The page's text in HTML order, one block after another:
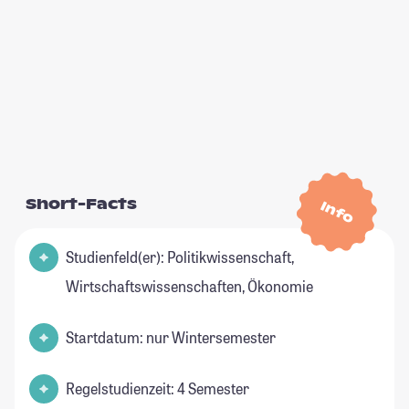
Info
Short-Facts
Studienfeld(er): Politikwissenschaft,
Wirtschaftswissenschaften, Ökonomie
Startdatum: nur Wintersemester
Regelstudienzeit: 4 Semester